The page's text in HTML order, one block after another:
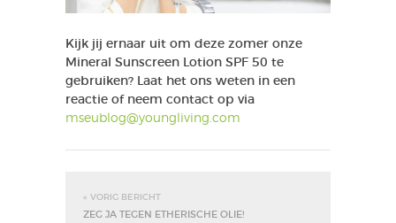
Kijk jij ernaar uit om deze zomer onze
Mineral Sunscreen Lotion SPF 50 te
gebruiken? Laat het ons weten in een
reactie of neem contact op via
mseublog@youngliving.com
« VORIG BERICHT
ZEG JA TEGEN ETHERISCHE OLIE!